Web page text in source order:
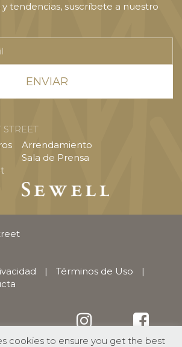
tendencias, suscríbete a nuestro
Arrendamiento
Sala de Prensa
| Términos de Uso
|
cookies to ensure you get the best
(Inglés ) Español